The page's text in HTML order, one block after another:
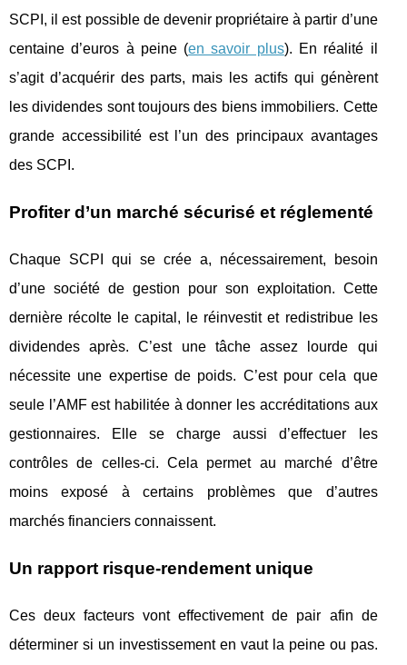
SCPI, il est possible de devenir propriétaire à partir d’une
centaine d’euros à peine (en savoir plus). En réalité il
s’agit d’acquérir des parts, mais les actifs qui génèrent
les dividendes sont toujours des biens immobiliers. Cette
grande accessibilité est l’un des principaux avantages
des SCPI.
Profiter d’un marché sécurisé et réglementé
Chaque SCPI qui se crée a, nécessairement, besoin
d’une société de gestion pour son exploitation. Cette
dernière récolte le capital, le réinvestit et redistribue les
dividendes après. C’est une tâche assez lourde qui
nécessite une expertise de poids. C’est pour cela que
seule l’AMF est habilitée à donner les accréditations aux
gestionnaires. Elle se charge aussi d’effectuer les
contrôles de celles-ci. Cela permet au marché d’être
moins exposé à certains problèmes que d’autres
marchés financiers connaissent.
Un rapport risque-rendement unique
Ces deux facteurs vont effectivement de pair afin de
déterminer si un investissement en vaut la peine ou pas.